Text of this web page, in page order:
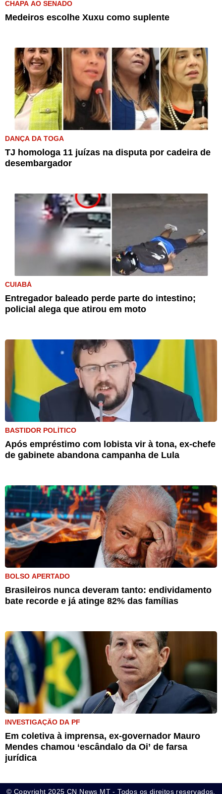
CHAPA AO SENADO
Medeiros escolhe Xuxu como suplente
DANÇA DA TOGA
TJ homologa 11 juízas na disputa por cadeira de
desembargador
CUIABÁ
Entregador baleado perde parte do intestino;
policial alega que atirou em moto
BASTIDOR POLÍTICO
Após empréstimo com lobista vir à tona, ex-chefe
de gabinete abandona campanha de Lula
BOLSO APERTADO
Brasileiros nunca deveram tanto: endividamento
bate recorde e já atinge 82% das famílias
INVESTIGAÇÃO DA PF
Em coletiva à imprensa, ex-governador Mauro
Mendes chamou ‘escândalo da Oi’ de farsa
jurídica
© Copyright 2025 CN News MT - Todos os direitos reservados.